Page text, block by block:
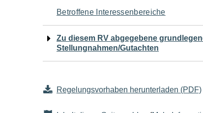
Seiteninhalt
Betroffene Interessenbereiche
Zu diesem RV abgegebene
Stellungnahmen/Gutachten
Regelungsvorhaben herunterladen (PDF)